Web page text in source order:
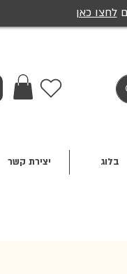
לחצו כאן
בלוג יצירת קשר